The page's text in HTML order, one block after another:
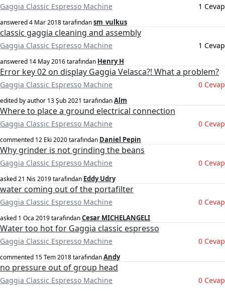
Gaggia Classic Espresso Machine 1 Cevap
answered4 Mar 2018tarafındansm_vulkus
classic gaggia cleaning and assembly
Gaggia Classic Espresso Machine 1 Cevap
answered 14 May 2016tarafından Henry H
Error key 02 on display Gaggia Velasca?! What a problem?
Gaggia Classic Espresso Machine 0 Cevap
edited by author 13 Şub 2021 tarafındanAlm
Where to place a ground electrical connection
Gaggia Classic Espresso Machine 0 Cevap
commented 12 Eki 2020tarafından Daniel Pepin
Why grinder is not grinding the beans
Gaggia Classic Espresso Machine 0 Cevap
asked21 Nis 2019tarafından Eddy Udry
water coming out of the portafilter
Gaggia Classic Espresso Machine 0 Cevap
asked 1 Oca 2019tarafındanCesar MICHELANGELI
Water too hot for Gaggia classic espresso
Gaggia Classic Espresso Machine 0 Cevap
commented 15 Tem 2018tarafındanAndy
no pressure out of group head
Gaggia Classic Espresso Machine 0 Cevap